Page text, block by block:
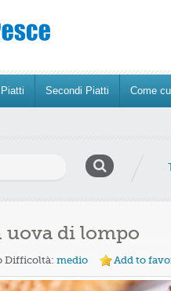
Secondi Piatti Come
di lompo
Difficoltà: medio Add to